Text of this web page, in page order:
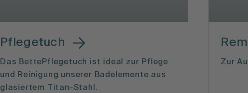
Pflegetuch
Das BettePflegetuch ist ideal zur Pflege
und Reinigung unserer Badelemente aus
glasiertem Titan-Stahl.
Zur